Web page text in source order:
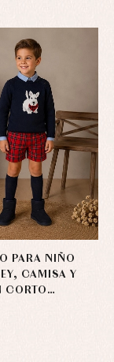
PARA NIÑO
CAMISA Y
CORTO